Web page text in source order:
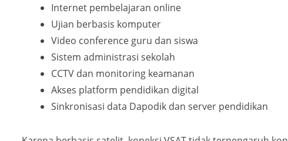
Internet pembelajaran online
Ujian berbasis komputer
Video conference guru dan siswa
Sistem administrasi sekolah
CCTV dan monitoring keamanan
Akses platform pendidikan digital
Sinkronisasi data Dapodik dan server pendidikan